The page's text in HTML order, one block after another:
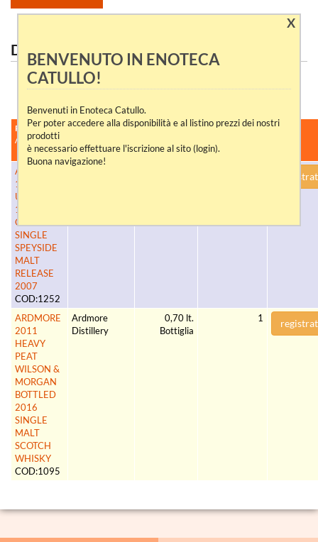
DICONO DI NOI
VEDI TUTTI
PRODOTTO
/ CODICE
PRODUTTORE
CONTENUTO
CONFEZIONE
DISPONIBILITÀ
ARDMORE
1992 THE
ULTIMATE
15 YEARS
OLD
SINGLE
SPEYSIDE
MALT
RELEASE
2007
COD:1252
ARDMORE
2011
HEAVY
PEAT
WILSON &
MORGAN
BOTTLED
2016
SINGLE
MALT
SCOTCH
WHISKY
COD:1095
Ardmore
Distillery
0,70 lt.
Bottiglia
1
X
BENVENUTO IN ENOTECA
CATULLO!
Benvenuti in Enoteca Catullo.
Per poter accedere alla disponibilità e al listino prezzi dei nostri
prodotti
è necessario effettuare l'iscrizione al sito (login).
Buona navigazione!